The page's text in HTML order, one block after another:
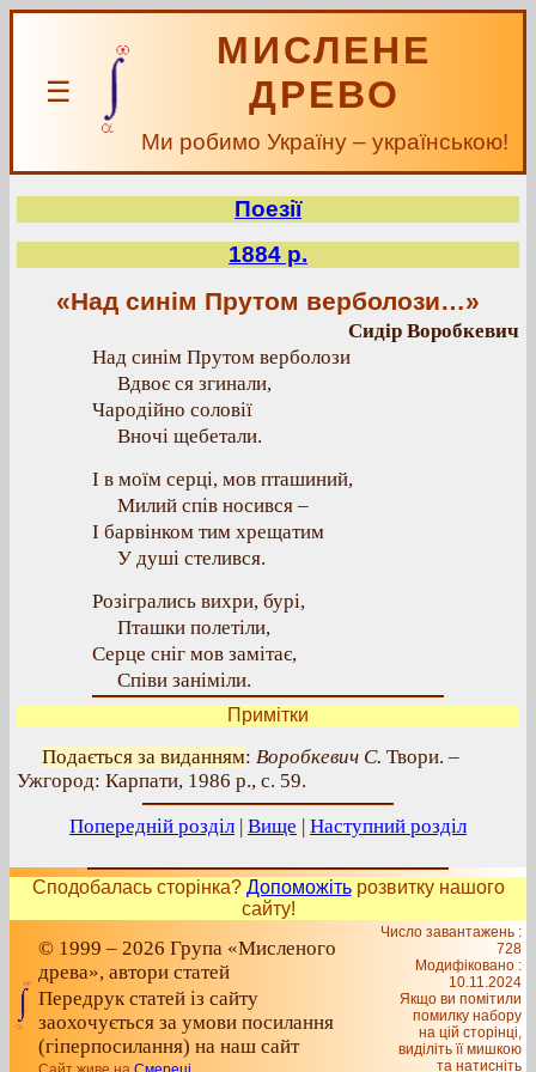
☰
МИСЛЕНЕ
ДРЕВО
Ми робимо Україну – українською!
Поезії
1884 р.
«Над синім Прутом верболози…»
Сидір Воробкевич
Над синім Прутом верболози
Вдвоє ся згинали,
Чародійно соловії
Вночі щебетали.
І в моїм серці, мов пташиний,
Милий спів носився –
І барвінком тим хрещатим
У душі стелився.
Розігрались вихри, бурі,
Пташки полетіли,
Серце сніг мов замітає,
Співи заніміли.
Примітки
Подається за виданням: Воробкевич С. Твори. –
Ужгород: Карпати, 1986 р., с. 59.
Попередній розділ | Вище | Наступний розділ
Сподобалась сторінка? Допоможітьрозвитку нашого
сайту!
© 1999 – 2026 Група «Мисленого
древа», автори статей
Передрук статей із сайту
заохочується за умови посилання
(гіперпосилання) на наш сайт
Число завантажень :
728
Модифіковано :
10.11.2024
Якщо ви помітили
помилку набору
на цiй сторiнцi,
видiлiть її мишкою
та натисніть